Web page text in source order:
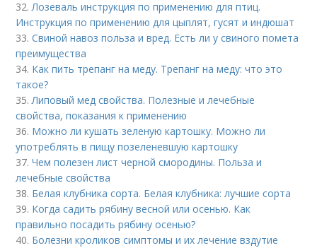
32.Лозеваль инструкция по применению для птиц.
Инструкция по применению для цыплят, гусят и индюшат
33.Свиной навоз польза и вред. Есть ли у свиного помета
преимущества
34. Как пить трепанг на меду. Трепанг на меду: что это
такое?
35.Липовый мед свойства. Полезные и лечебные
свойства, показания к применению
36. Можно ли кушать зеленую картошку. Можно ли
употреблять в пищу позеленевшую картошку
37.Чем полезен лист черной смородины. Польза и
лечебные свойства
38. Белая клубника сорта. Белая клубника: лучшие сорта
39. Когда садить рябину весной или осенью. Как
правильно посадить рябину осенью?
40. Болезни кроликов симптомы и их лечение вздутие